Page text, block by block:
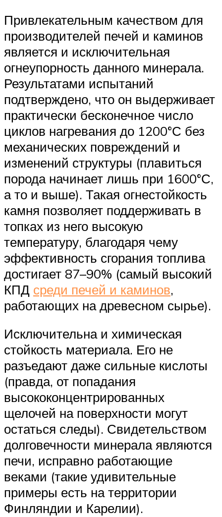
Привлекательным качеством для
производителей печей и каминов
является и исключительная
огнеупорность данного минерала.
Результатами испытаний
подтверждено, что он выдерживает
практически бесконечное число
циклов нагревания до 1200°С без
механических повреждений и
изменений структуры (плавиться
порода начинает лишь при 1600°С,
а то и выше). Такая огнестойкость
камня позволяет поддерживать в
топках из него высокую
температуру, благодаря чему
эффективность сгорания топлива
достигает 87–90% (самый высокий
КПД среди печей и каминов,
работающих на древесном сырье).
Исключительна и химическая
стойкость материала. Его не
разъедают даже сильные кислоты
(правда, от попадания
высококонцентрированных
щелочей на поверхности могут
остаться следы). Свидетельством
долговечности минерала являются
печи, исправно работающие
веками (такие удивительные
примеры есть на территории
Финляндии и Карелии).